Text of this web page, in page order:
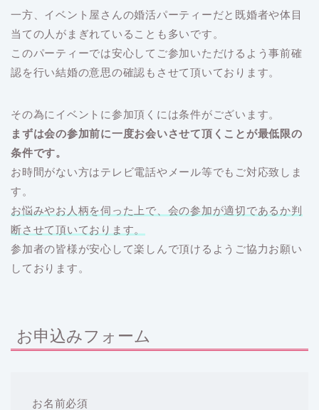
一方、イベント屋さんの婚活パーティーだと既婚者や体目
当ての人がまぎれていることも多いです。
このパーティーでは安心してご参加いただけるよう事前確
認を行い結婚の意思の確認もさせて頂いております。
その為にイベントに参加頂くには条件がございます。
まずは会の参加前に一度お会いさせて頂くことが最低限の
条件です。
お時間がない方はテレビ電話やメール等でもご対応致しま
す。
お悩みやお人柄を伺った上で、会の参加が適切であるか判
断させて頂いております。
参加者の皆様が安心して楽しんで頂けるようご協力お願い
しております。
お申込みフォーム
お名前必須